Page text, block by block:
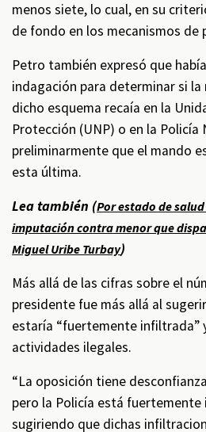
menos siete, lo cual, en su
de fondo en los mecanismos de
Petro también expresó que
indagación para determinar si
dicho esquema recaía en la
Protección (UNP) o en la Policía
preliminarmente que el mando
esta última.
Lea también (Por estado de
imputación contra menor que
Miguel Uribe Turbay)
Más allá de las cifras sobre el
presidente fue más allá al
estaría “fuertemente infiltrada”
actividades ilegales.
“La oposición tiene
pero la Policía está
sugiriendo que dichas